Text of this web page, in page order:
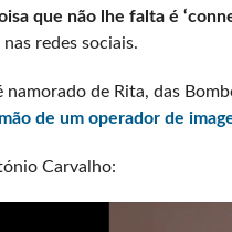
que não lhe falta é
redes sociais.
namorado de Rita, das
de um operador de
Carvalho: